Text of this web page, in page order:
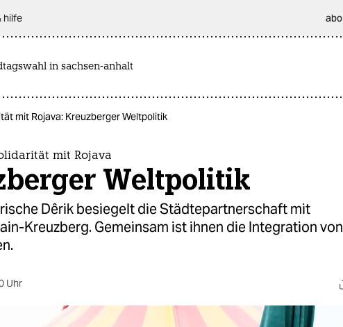
hilfe abo
in sachsen-anhalt
mit Rojava: Kreuzberger Weltpolitik
mit Rojava
Weltpolitik
Dêrik besiegelt die Städtepartnerschaft mit
Kreuzberg. Gemeinsam ist ihnen die Integration von
Uhr